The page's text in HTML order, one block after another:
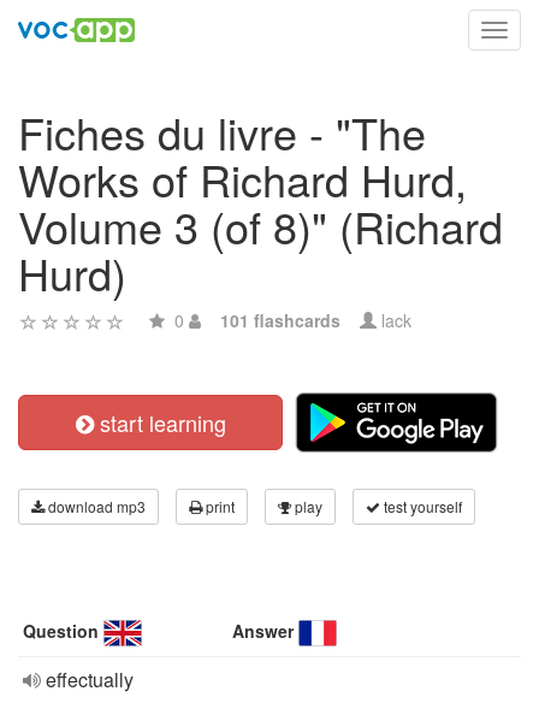
Fiches du livre - "The
Works of Richard Hurd,
Volume 3 (of 8)" (Richard
Hurd)
0 101 flashcards lack
start learning
download mp3 print play test yourself
Question Answer
effectually